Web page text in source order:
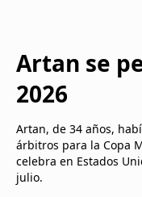
Artan se
2026
Artan, de 34 años,
árbitros para la Copa
celebra en Estados
julio.